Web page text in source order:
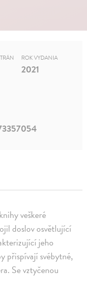
veškeré
doslov osvětlující
jeho
přispívají svébytné,
Se vztyčenou
ROK VYDANIA
2021